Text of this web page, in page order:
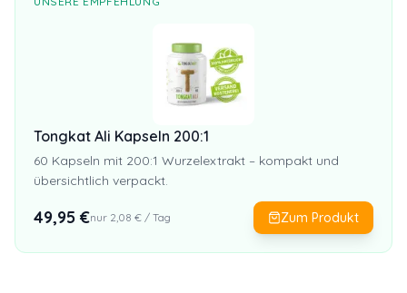
Tongkat Ali Kapseln 200:1
60 Kapseln mit 200:1 Wurzelextrakt – kompakt und
übersichtlich verpackt.
49,95 €nur 2,08 € / Tag Zum Produkt